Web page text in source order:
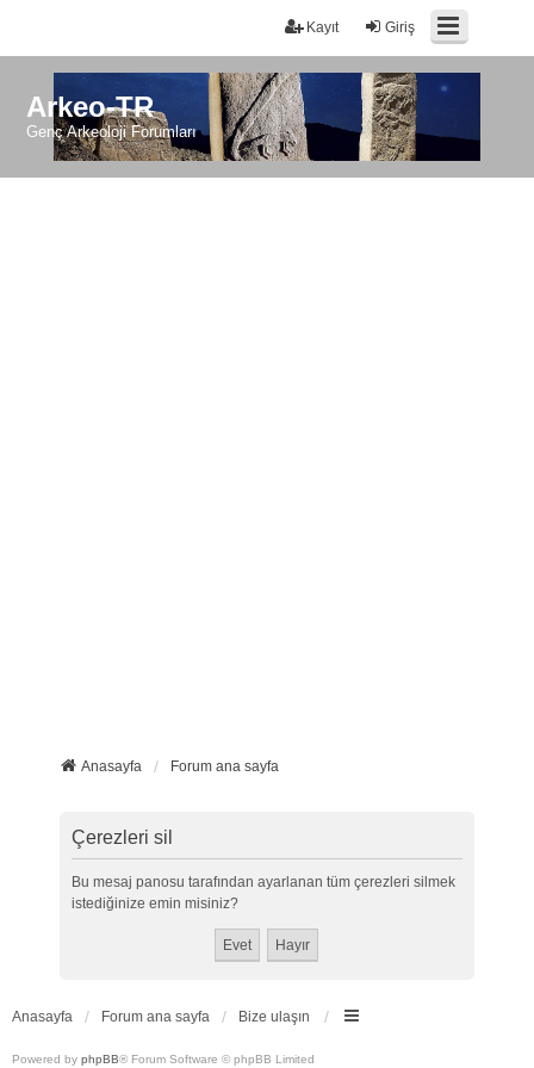
Giriş
Kayıt
Arkeo-TR
Genç Arkeoloji Forumları
Anasayfa Forum ana sayfa
Çerezleri sil
Bu mesaj panosu tarafından ayarlanan tüm çerezleri silmek
istediğinize emin misiniz?
Anasayfa Forum ana sayfa Bize ulaşın
Powered by phpBB® Forum Software © phpBB Limited